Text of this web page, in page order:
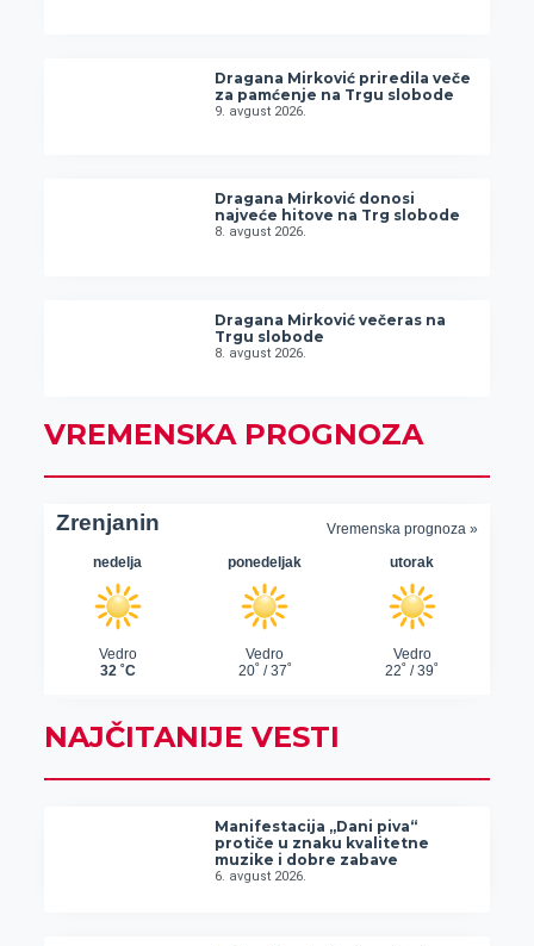
Dragana Mirković priredila veče
za pamćenje na Trgu slobode
9. avgust 2026.
Dragana Mirković donosi
najveće hitove na Trg slobode
8. avgust 2026.
Dragana Mirković večeras na
Trgu slobode
8. avgust 2026.
VREMENSKA PROGNOZA
NAJČITANIJE VESTI
Manifestacija „Dani piva“
protiče u znaku kvalitetne
muzike i dobre zabave
6. avgust 2026.